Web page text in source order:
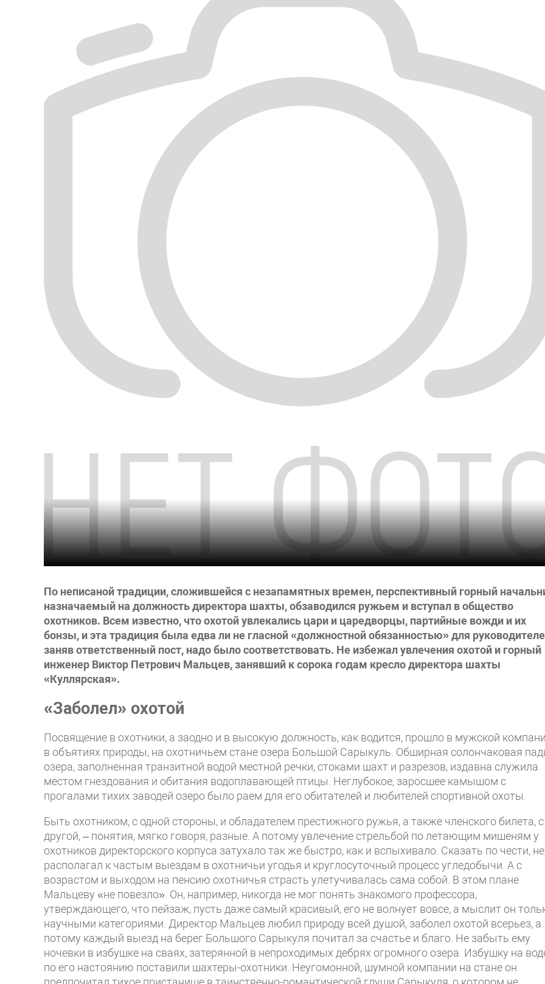
По неписаной традиции, сложившейся с незапамятных времен, перспективный горный
назначаемый на должность директора шахты, обзаводился ружьем и вступал в общество
охотников. Всем известно, что охотой увлекались цари и царедворцы, партийные вожди и их
бонзы, и эта традиция была едва ли не гласной «должностной обязанностью» для
заняв ответственный пост, надо было соответствовать. Не избежал увлечения охотой и горный
инженер Виктор Петрович Мальцев, занявший к сорока годам кресло директора шахты
«Куллярская».
«Заболел» охотой
Посвящение в охотники, а заодно и в высокую должность, как водится, прошло в мужской
в объятиях природы, на охотничьем стане озера Большой Сарыкуль. Обширная солончаковая
озера, заполненная транзитной водой местной речки, стоками шахт и разрезов, издавна служила
местом гнездования и обитания водоплавающей птицы. Неглубокое, заросшее камышом с
прогалами тихих заводей озеро было раем для его обитателей и любителей спортивной охоты.
Быть охотником, с одной стороны, и обладателем престижного ружья, а также членского билета, с
другой, – понятия, мягко говоря, разные. А потому увлечение стрельбой по летающим мишеням у
охотников директорского корпуса затухало так же быстро, как и вспыхивало. Сказать по чести, не
располагал к частым выездам в охотничьи угодья и круглосуточный процесс угледобычи. А с
возрастом и выходом на пенсию охотничья страсть улетучивалась сама собой. В этом плане
Мальцеву «не повезло». Он, например, никогда не мог понять знакомого профессора,
утверждающего, что пейзаж, пусть даже самый красивый, его не волнует вовсе, а мыслит он
научными категориями. Директор Мальцев любил природу всей душой, заболел охотой всерьез, а
потому каждый выезд на берег Большого Сарыкуля почитал за счастье и благо. Не забыть ему
ночевки в избушке на сваях, затерянной в непроходимых дебрях огромного озера. Избушку на
по его настоянию поставили шахтеры-охотники. Неугомонной, шумной компании на стане он